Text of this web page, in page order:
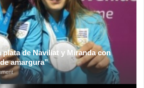
plata de Naviliat y Miranda con
amargura”
de amargura porque sabíamos que esa